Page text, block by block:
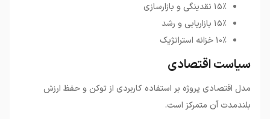
۱۵٪ نقدینگی و بازارسازی
۱۵٪ بازاریابی و رشد
۱۰٪ خزانه استراتژیک
سیاست اقتصادی
مدل اقتصادی پروژه بر استفاده کاربردی از توکن و حفظ ارزش
بلندمدت آن متمرکز است.